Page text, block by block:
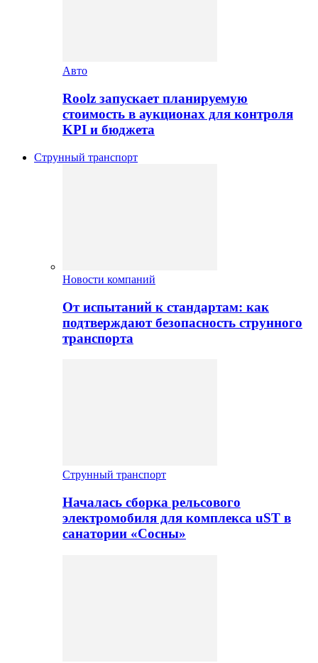
Авто
Roolz запускает планируемую
стоимость в аукционах для контроля
KPI и бюджета
Струнный транспорт
Новости компаний
От испытаний к стандартам: как
подтверждают безопасность струнного
транспорта
Струнный транспорт
Началась сборка рельсового
электромобиля для комплекса uST в
санатории «Сосны»